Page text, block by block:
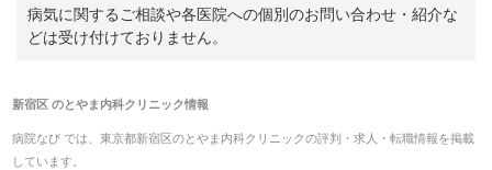
病気に関するご相談や各医院への個別のお問い合わせ・紹介な
どは受け付けておりません。
新宿区のとやま内科クリニック情報
病院なび では、 東京都新宿区のとやま内科クリニックの評判・求人・転職情報を掲載
しています。